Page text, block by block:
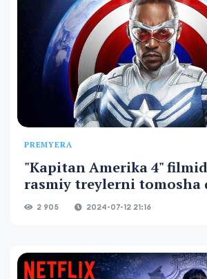
PREMYERA
"Kapitan Amerika 4"
rasmiy treylerni tomosha
2 905 2024-07-12 21:16